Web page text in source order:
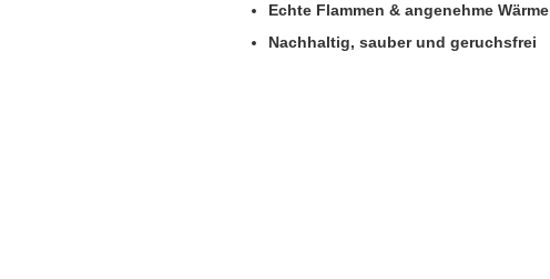
Echte Flammen & angenehme Wärme
Nachhaltig, sauber und geruchsfrei